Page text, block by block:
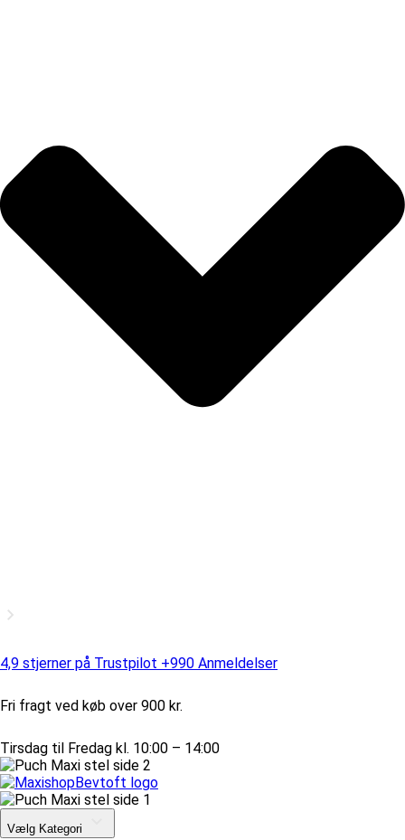
4,9 stjerner på Trustpilot +990 Anmeldelser
Fri fragt ved køb over 900 kr.
Tirsdag til Fredag kl. 10:00 – 14:00
Vælg Kategori